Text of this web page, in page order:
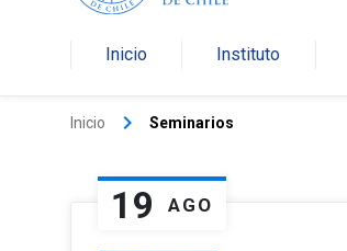
Inicio Instituto
Inicio keyboard_arrow_right Seminarios
19 AGO